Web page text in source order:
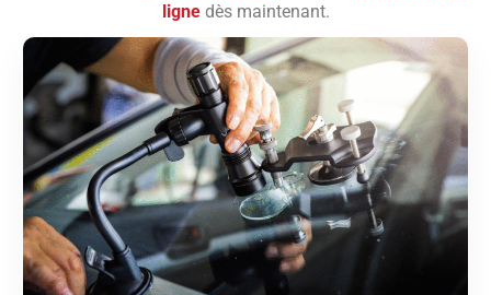
lignedès maintenant.